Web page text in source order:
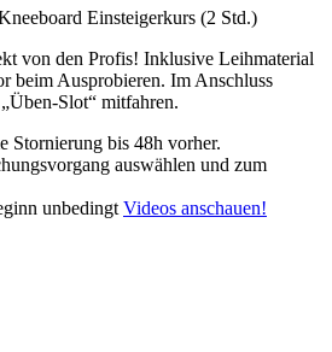
Einsteigerkurs (2 Std.)
von den Profis! Inklusive Leihmaterial
beim Ausprobieren. Im Anschluss
Slot“ mitfahren.
Stornierung bis 48h vorher.
auswählen und zum
unbedingt Videos anschauen!